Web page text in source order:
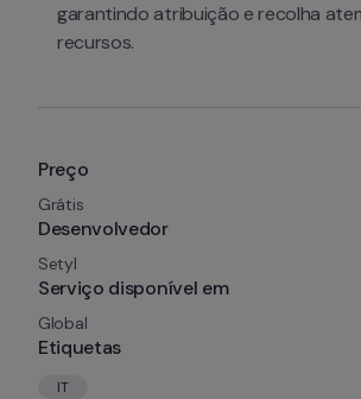
Preço
Grátis
Desenvolvedor
Setyl
Serviço disponível em
Global
Etiquetas
IT
garantindo atribuição e recolha
recursos.